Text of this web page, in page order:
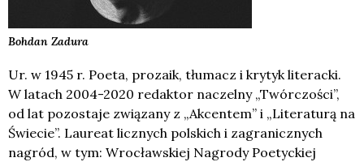
Bohdan Zadura
Ur. w 1945 r. Poeta, prozaik, tłumacz i krytyk literacki.
W latach 2004-2020 redaktor naczelny „Twórczości”,
od lat pozostaje związany z „Akcentem” i „Literaturą na
Świecie”. Laureat licznych polskich i zagranicznych
nagród, w tym: Wrocławskiej Nagrody Poetyckiej